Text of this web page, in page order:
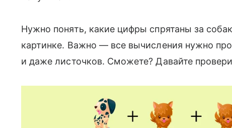
Нужно понять, какие цифры спрятаны за
картинке. Важно — все вычисления нужно
и даже листочков. Сможете? Давайте